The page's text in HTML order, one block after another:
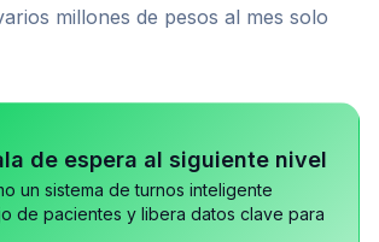
millones de pesos al mes solo
de espera al siguiente nivel
un sistema de turnos inteligente
de pacientes y libera datos clave para